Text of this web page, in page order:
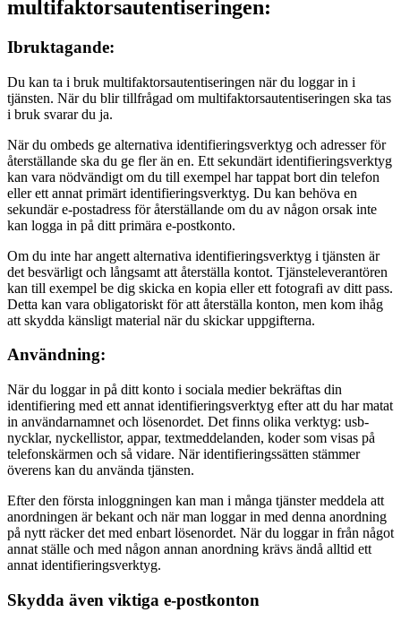
multifaktorsautentiseringen:
Ibruktagande:
Du kan ta i bruk multifaktorsautentiseringen när du loggar in i
tjänsten. När du blir tillfrågad om multifaktorsautentiseringen ska tas
i bruk svarar du ja.
När du ombeds ge alternativa identifieringsverktyg och adresser för
återställande ska du ge fler än en. Ett sekundärt identifieringsverktyg
kan vara nödvändigt om du till exempel har tappat bort din telefon
eller ett annat primärt identifieringsverktyg. Du kan behöva en
sekundär e-postadress för återställande om du av någon orsak inte
kan logga in på ditt primära e-postkonto.
Om du inte har angett alternativa identifieringsverktyg i tjänsten är
det besvärligt och långsamt att återställa kontot. Tjänsteleverantören
kan till exempel be dig skicka en kopia eller ett fotografi av ditt pass.
Detta kan vara obligatoriskt för att återställa konton, men kom ihåg
att skydda känsligt material när du skickar uppgifterna.
Användning:
När du loggar in på ditt konto i sociala medier bekräftas din
identifiering med ett annat identifieringsverktyg efter att du har matat
in användarnamnet och lösenordet. Det finns olika verktyg: usb-
nycklar, nyckellistor, appar, textmeddelanden, koder som visas på
telefonskärmen och så vidare. När identifieringssätten stämmer
överens kan du använda tjänsten.
Efter den första inloggningen kan man i många tjänster meddela att
anordningen är bekant och när man loggar in med denna anordning
på nytt räcker det med enbart lösenordet. När du loggar in från något
annat ställe och med någon annan anordning krävs ändå alltid ett
annat identifieringsverktyg.
Skydda även viktiga e-postkonton